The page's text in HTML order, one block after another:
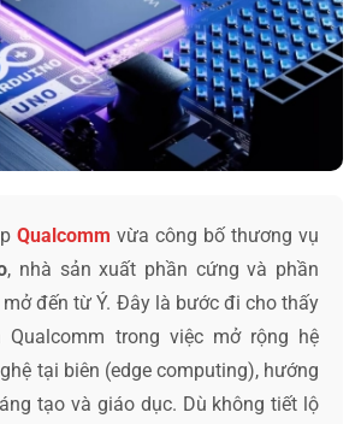
Qualcomm vừa công bố thương vụ
, nhà sản xuất phần cứng và phần
đến từ Ý. Đây là bước đi cho thấy
Qualcomm trong việc mở rộng hệ
tại biên (edge computing), hướng
tạo và giáo dục. Dù không tiết lộ